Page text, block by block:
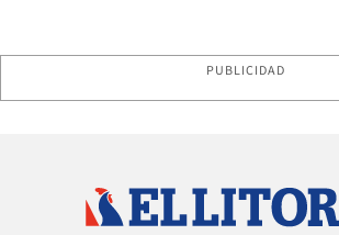
PUBLICIDAD